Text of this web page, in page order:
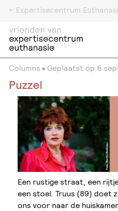
<- Expertisecentrum
Columns Geplaatst op 6
Puzzel
Een rustige straat, een
een stoel. Truus (89) doet
ons voor naar de